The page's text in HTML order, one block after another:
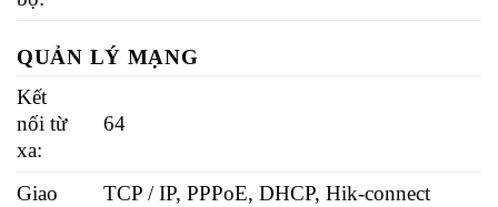
QUẢN LÝ MẠNG
Kết
nối từ
xa:
64
Giao
TCP / IP, PPPoE, DHCP, Hik-connect